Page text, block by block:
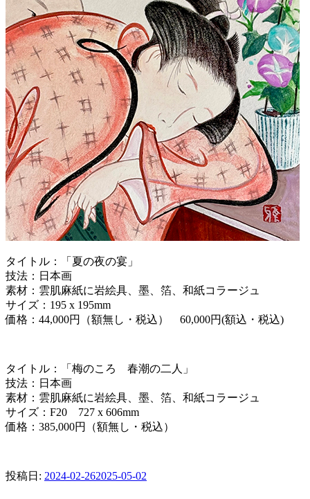
タイトル：「夏の夜の宴」
技法：日本画
素材：雲肌麻紙に岩絵具、墨、箔、和紙コラージュ
サイズ：195 x 195mm
価格：44,000円（額無し・税込） 60,000円(額込・税込)
タイトル：「梅のころ 春潮の二人」
技法：日本画
素材：雲肌麻紙に岩絵具、墨、箔、和紙コラージュ
サイズ：F20 727 x 606mm
価格：385,000円（額無し・税込）
投稿日: 2024-02-262025-05-02